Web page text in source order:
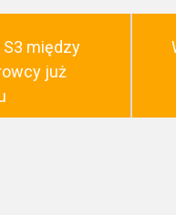
S3 między
już